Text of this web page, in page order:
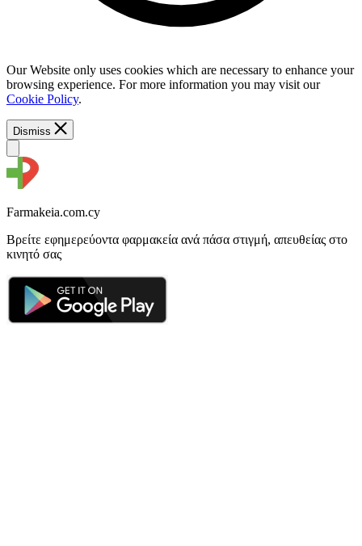
Our Website only uses cookies which are necessary to enhance your
browsing experience. For more information you may visit our
Cookie Policy.
Dismiss
Farmakeia.com.cy
Βρείτε εφημερεύοντα φαρμακεία ανά πάσα στιγμή, απευθείας στο
κινητό σας